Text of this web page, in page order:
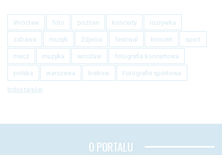
Wrocław foto poznan koncerty rozrywka
zabawa muzyk Zdjecia festiwal koncert sport
mecz muzyka wroclaw fotografia koncertowa
polska warszawa krakow Fotografia sportowa
Index tagów
O PORTALU